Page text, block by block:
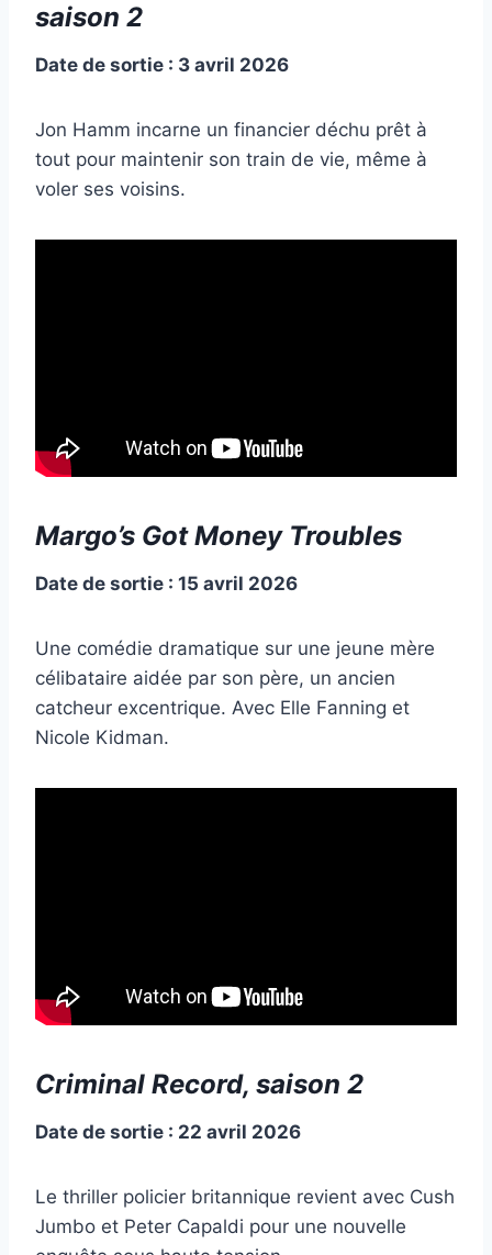
saison 2
Date de sortie : 3 avril 2026
Jon Hamm incarne un financier déchu prêt à
tout pour maintenir son train de vie, même à
voler ses voisins.
Margo’s Got Money Troubles
Date de sortie : 15 avril 2026
Une comédie dramatique sur une jeune mère
célibataire aidée par son père, un ancien
catcheur excentrique. Avec Elle Fanning et
Nicole Kidman.
Criminal Record, saison 2
Date de sortie : 22 avril 2026
Le thriller policier britannique revient avec Cush
Jumbo et Peter Capaldi pour une nouvelle